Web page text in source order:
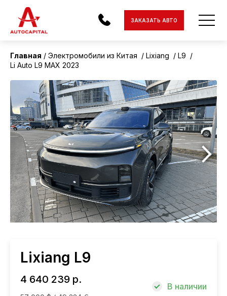
АВТОМОБИЛИ
ЭЛЕКТРОМОБИЛИ
МОТОЦИКЛЫ
ДОСТАВКА
КОНТАКТЫ
О КОМПАНИИ
ОТЗЫВЫ
ЗАКАЗАТЬ АВТО
Главная Электромобили из Китая Lixiang
L9
Li Auto L9 MAX 2023
Lixiang L9
4 640 239 р.
В наличии